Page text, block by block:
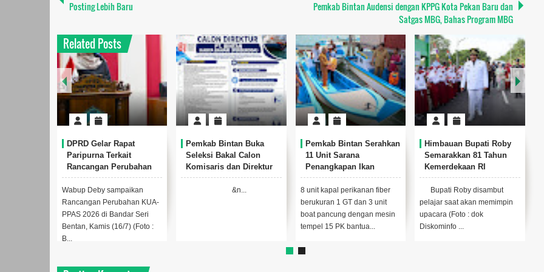
Posting Lebih Baru
Pemkab Bintan Audensi dengan KPPG Kota Pekan Baru dan
Satgas MBG, Bahas Program MBG
Related Posts
DPRD Gelar Rapat
Paripurna Terkait
Rancangan Perubahan
KUA-PPAS 2026 yang
Diajukan Pemkab Bintan
Wabup Deby sampaikan
Rancangan Perubahan KUA-
PPAS 2026 di Bandar Seri
Bentan, Kamis (16/7) (Foto :
B...
Pemkab Bintan Buka
Seleksi Bakal Calon
Komisaris dan Direktur
BUMD PT. Bintan Karya
Bahari (Perseroda)
&n...
Pemkab Bintan Serahkan
11 Unit Sarana
Penangkapan Ikan
kepada Kelompok
Nelayan
8 unit kapal perikanan fiber
berukuran 1 GT dan 3 unit
boat pancung dengan mesin
tempel 15 PK bantua...
Himbauan Bupati Roby
Semarakkan 81 Tahun
Kemerdekaan RI
Bupati Roby disambut
pelajar saat akan memimpin
upacara (Foto : dok
Diskominfo ...